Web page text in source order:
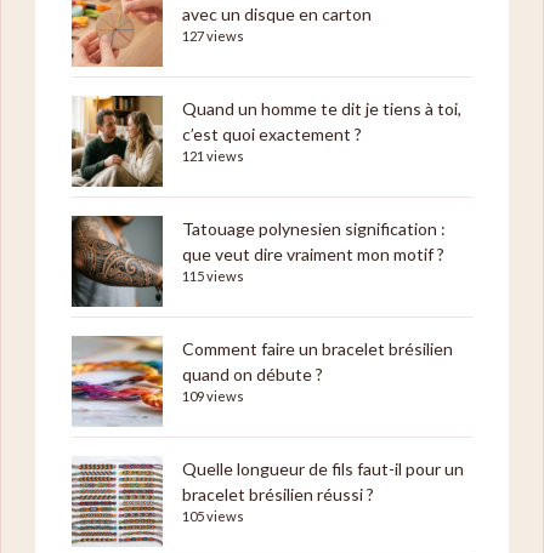
avec un disque en carton
127 views
Quand un homme te dit je tiens à toi,
c’est quoi exactement ?
121 views
Tatouage polynesien signification :
que veut dire vraiment mon motif ?
115 views
Comment faire un bracelet brésilien
quand on débute ?
109 views
Quelle longueur de fils faut-il pour un
bracelet brésilien réussi ?
105 views